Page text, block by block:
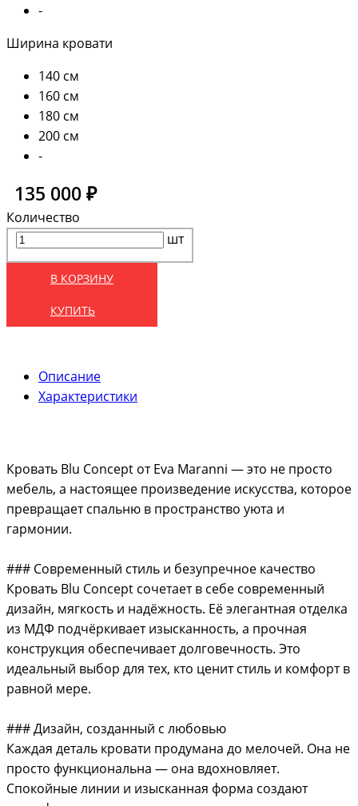
-
Ширина кровати
140 см
160 см
180 см
200 см
-
135 000 ₽
Количество
шт
В КОРЗИНУ
КУПИТЬ
Описание
Характеристики
Кровать Blu Concept от Eva Maranni — это не просто
мебель, а настоящее произведение искусства, которое
превращает спальню в пространство уюта и
гармонии.
### Современный стиль и безупречное качество
Кровать Blu Concept сочетает в себе современный
дизайн, мягкость и надёжность. Её элегантная отделка
из МДФ подчёркивает изысканность, а прочная
конструкция обеспечивает долговечность. Это
идеальный выбор для тех, кто ценит стиль и комфорт в
равной мере.
### Дизайн, созданный с любовью
Каждая деталь кровати продумана до мелочей. Она не
просто функциональна — она вдохновляет.
Спокойные линии и изысканная форма создают